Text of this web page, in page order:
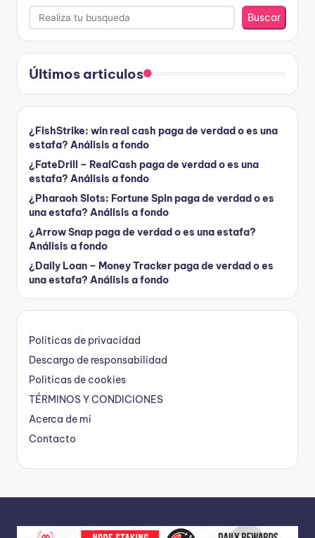
Buscar
Últimos articulos
¿FishStrike: win real cash paga de verdad o es una
estafa? Análisis a fondo
¿FateDrill – RealCash paga de verdad o es una
estafa? Análisis a fondo
¿Pharaoh Slots: Fortune Spin paga de verdad o es
una estafa? Análisis a fondo
¿Arrow Snap paga de verdad o es una estafa?
Análisis a fondo
¿Daily Loan – Money Tracker paga de verdad o es
una estafa? Análisis a fondo
Politicas de privacidad
Descargo de responsabilidad
Politicas de cookies
TÉRMINOS Y CONDICIONES
Acerca de mi
Contacto